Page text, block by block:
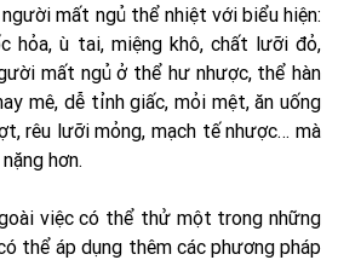
mất ngủ thể nhiệt với biểu hiện:
hỏa, ù tai, miệng khô, chất lưỡi đỏ,
mất ngủ ở thể hư nhược, thể hàn
mê, dễ tỉnh giấc, mỏi mệt, ăn uống
rêu lưỡi mỏng, mạch tế nhược… mà
hơn.
việc có thể thử một trong những
thể áp dụng thêm các phương pháp